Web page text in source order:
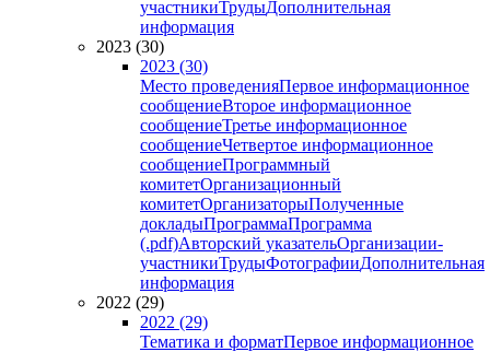
участникиТрудыДополнительная
информация
2023 (30)
2023 (30)
Место проведенияПервое информационное
сообщениеВторое информационное
сообщениеТретье информационное
сообщениеЧетвертое информационное
сообщениеПрограммный
комитетОрганизационный
комитетОрганизаторыПолученные
докладыПрограммаПрограмма
(.pdf)Авторский указательОрганизации-
участникиТрудыФотографииДополнительная
информация
2022 (29)
2022 (29)
Тематика и форматПервое информационное